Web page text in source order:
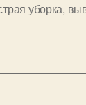
уборка,